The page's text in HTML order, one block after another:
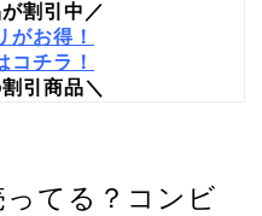
割引中／
がお得！
コチラ！
引商品＼
てる？コンビ